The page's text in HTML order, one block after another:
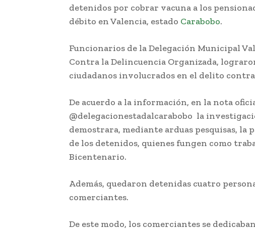
detenidos por cobrar vacuna a los
débito en Valencia, estado Carabobo.
Funcionarios de la Delegación Municipal
Contra la Delincuencia Organizada,
ciudadanos involucrados en el delito
De acuerdo a la información, en la nota
@delegacionestadalcarabobo la
demostrara, mediante arduas pesquisas,
de los detenidos, quienes fungen como
Bicentenario.
Además, quedaron detenidas cuatro
comerciantes.
De este modo, los comerciantes se